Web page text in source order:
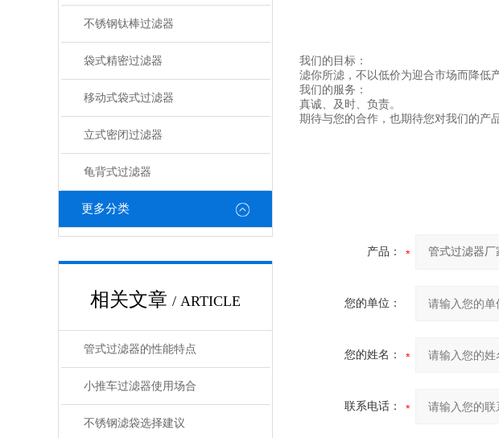
不锈钢钛棒过滤器
袋式精密过滤器
移动式袋式过滤器
立式密闭过滤器
龟背式过滤器
更多分类
相关文章 / ARTICLE
管式过滤器的性能特点
小推车过滤器使用场合
不锈钢滤袋选择建议
我们的目标：
滤你所滤，不以低价为迎合市场而降低
我们的服务：
真诚、及时、负责。
期待与您的合作，也期待您对我们的产
产品：
您的单位：
您的姓名：
联系电话：